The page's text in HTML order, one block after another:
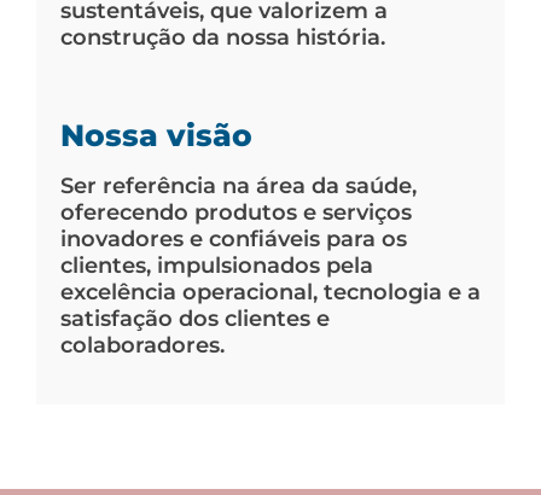
sustentáveis, que valorizem a
construção da nossa história.
Nossa visão
Ser referência na área da saúde,
oferecendo produtos e serviços
inovadores e confiáveis para os
clientes, impulsionados pela
excelência operacional, tecnologia e a
satisfação dos clientes e
colaboradores.